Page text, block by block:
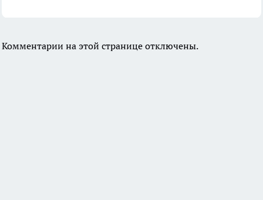
Комментарии на этой странице отключены.